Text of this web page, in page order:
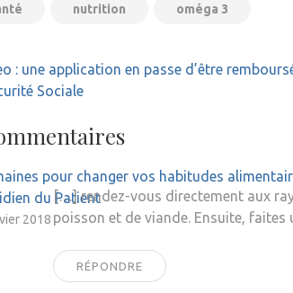
nutrition oméga 3
: une application en passe d’être
Sociale
pour changer vos habitudes
du Patient
2018
[…] rendez-vous directement aux
poisson et de viande. Ensuite,
RÉPONDRE